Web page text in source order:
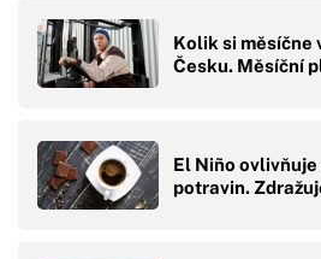
Kolik si měsíčne
Česku. Měsíční
El Niño ovlivňuje
potravin.